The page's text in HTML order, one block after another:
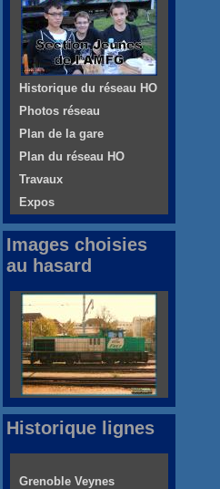
Historique du réseau HO
Photos réseau
Plan de la gare
Plan du réseau HO
Travaux
Expos
Images choisies
au hasard
Historique lignes
Grenoble Veynes